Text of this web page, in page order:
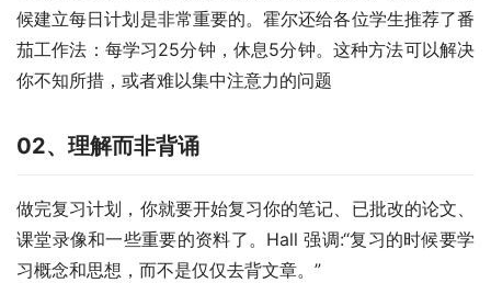
候建立每日计划是非常重要的。霍尔还给各位学生推荐了番
茄工作法：每学习25分钟，休息5分钟。这种方法可以解决
你不知所措，或者难以集中注意力的问题
02、理解而非背诵
做完复习计划，你就要开始复习你的笔记、已批改的论文、
课堂录像和一些重要的资料了。Hall 强调:“复习的时候要学
习概念和思想，而不是仅仅去背文章。”